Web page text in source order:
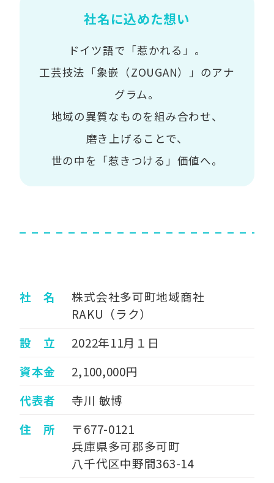
社名に込めた想い
ドイツ語で「惹かれる」。
工芸技法「象嵌（ZOUGAN）」のアナ
グラム。
地域の異質なものを組み合わせ、
磨き上げることで、
世の中を「惹きつける」価値へ。
社 名
株式会社多可町地域商社
RAKU（ラク）
設 立
2022年11月１日
資本金
2,100,000円
代表者
寺川 敏博
住 所
〒677-0121
兵庫県多可郡多可町
八千代区中野間363-14